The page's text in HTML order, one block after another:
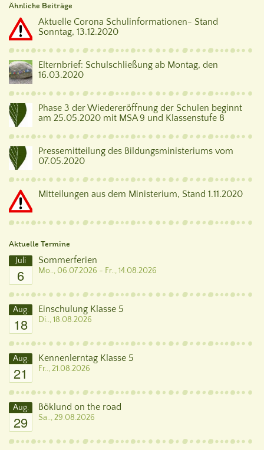
Ähnliche Beiträge
Aktuelle Corona Schulinformationen- Stand
Sonntag, 13.12.2020
Elternbrief: Schulschließung ab Montag, den
16.03.2020
Phase 3 der Wiedereröffnung der Schulen beginnt
am 25.05.2020 mit MSA 9 und Klassenstufe 8
Pressemitteilung des Bildungsministeriums vom
07.05.2020
Mitteilungen aus dem Ministerium, Stand 1.11.2020
Aktuelle Termine
Juli
6
Sommerferien
Mo.., 06.07.2026 - Fr.., 14.08.2026
Aug.
18
Einschulung Klasse 5
Di.., 18.08.2026
Aug.
21
Kennenlerntag Klasse 5
Fr.., 21.08.2026
Aug.
29
Böklund on the road
Sa.., 29.08.2026